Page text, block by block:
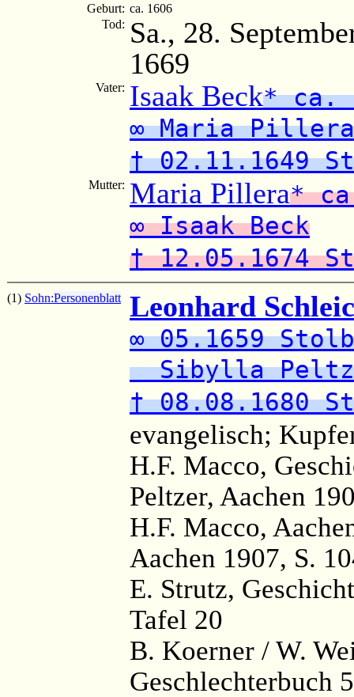
Geburt: ca. 1606
Tod: Sa., 28.
1669
Vater: Isaak Beck* ca.
∞ Maria Pillera
† 02.11.1649
Mutter: Maria Pillera*
∞ Isaak Beck
† 12.05.1674
(1) Sohn:Personenblatt Leonhard
∞ 05.1659
Sibylla
† 08.08.1680
evangelisch;
H.F. Macco,
Peltzer, Aachen
H.F. Macco,
Aachen 1907, S.
E. Strutz,
Tafel 20
B. Koerner / W.
Geschlechterbuch